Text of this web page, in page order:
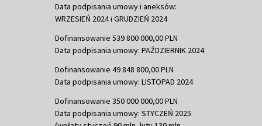
Data podpisania umowy i aneksów:
WRZESIEŃ 2024 i GRUDZIEŃ 2024
Dofinansowanie 539 800 000,00 PLN
Data podpisania umowy: PAŹDZIERNIK 2024
Dofinansowanie 49 848 800,00 PLN
Data podpisania umowy: LISTOPAD 2024
Dofinansowanie 350 000 000,00 PLN
Data podpisania umowy: STYCZEŃ 2025